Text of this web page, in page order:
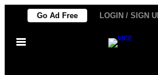
de
Go Ad Free LOGIN / SIGN
Open